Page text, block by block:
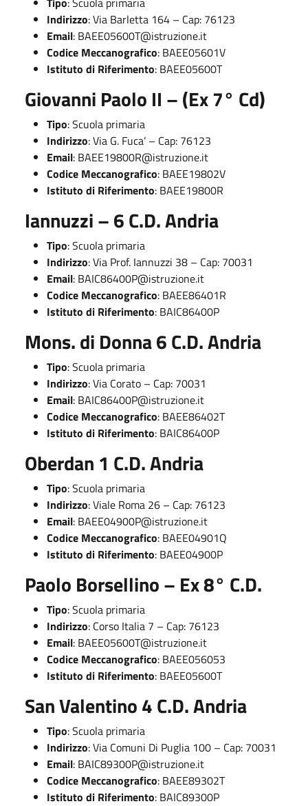
Indirizzo: Via Barletta 164 – Cap: 76123
Email: BAEE05600T@istruzione.it
Codice Meccanografico: BAEE05601V
Istituto di Riferimento: BAEE05600T
Giovanni Paolo II – (Ex 7° Cd)
Tipo: Scuola primaria
Indirizzo: Via G. Fuca’ – Cap: 76123
Email: BAEE19800R@istruzione.it
Codice Meccanografico: BAEE19802V
Istituto di Riferimento: BAEE19800R
Iannuzzi – 6 C.D. Andria
Tipo: Scuola primaria
Indirizzo: Via Prof. Iannuzzi 38 – Cap: 70031
Email: BAIC86400P@istruzione.it
Codice Meccanografico: BAEE86401R
Istituto di Riferimento: BAIC86400P
Mons. di Donna 6 C.D. Andria
Tipo: Scuola primaria
Indirizzo: Via Corato – Cap: 70031
Email: BAIC86400P@istruzione.it
Codice Meccanografico: BAEE86402T
Istituto di Riferimento: BAIC86400P
Oberdan 1 C.D. Andria
Tipo: Scuola primaria
Indirizzo: Viale Roma 26 – Cap: 76123
Email: BAEE04900P@istruzione.it
Codice Meccanografico: BAEE04901Q
Istituto di Riferimento: BAEE04900P
Paolo Borsellino – Ex 8° C.D.
Tipo: Scuola primaria
Indirizzo: Corso Italia 7 – Cap: 76123
Email: BAEE05600T@istruzione.it
Codice Meccanografico: BAEE056053
Istituto di Riferimento: BAEE05600T
San Valentino 4 C.D. Andria
Tipo: Scuola primaria
Indirizzo: Via Comuni Di Puglia 100 – Cap: 70031
Email: BAIC89300P@istruzione.it
Codice Meccanografico: BAEE89302T
Istituto di Riferimento: BAIC89300P